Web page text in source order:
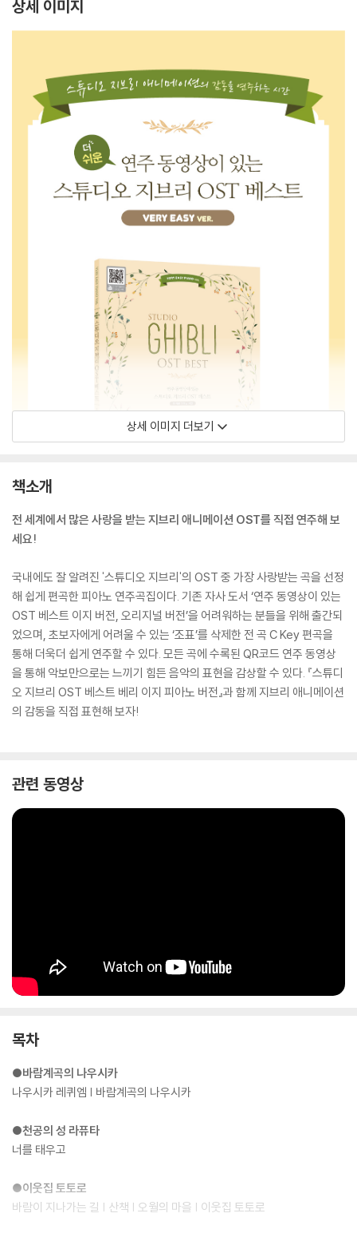
상세 이미지
상세 이미지 더보기
책소개
전 세계에서 많은 사랑을 받는 지브리 애니메이션 OST를 직접 연주해 보
세요!
국내에도 잘 알려진 '스튜디오 지브리'의 OST 중 가장 사랑받는 곡을 선정
해 쉽게 편곡한 피아노 연주곡집이다. 기존 자사 도서 ‘연주 동영상이 있는
OST 베스트 이지 버전, 오리지널 버전’을 어려워하는 분들을 위해 출간되
었으며, 초보자에게 어려울 수 있는 ‘조표’를 삭제한 전 곡 C Key 편곡을
통해 더욱더 쉽게 연주할 수 있다. 모든 곡에 수록된 QR코드 연주 동영상
을 통해 악보만으로는 느끼기 힘든 음악의 표현을 감상할 수 있다. 『스튜디
오 지브리 OST 베스트 베리 이지 피아노 버전』과 함께 지브리 애니메이션
의 감동을 직접 표현해 보자!
관련 동영상
목차
●바람계곡의 나우시카
나우시카 레퀴엠 | 바람계곡의 나우시카
●천공의 성 라퓨타
너를 태우고
●이웃집 토토로
바람이 지나가는 길 | 산책 | 오월의 마을 | 이웃집 토토로